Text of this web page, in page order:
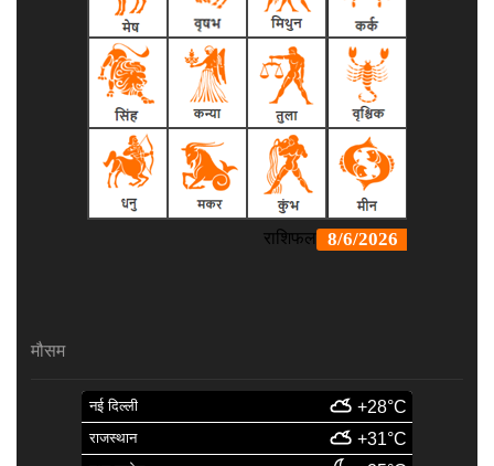
मौसम
नई दिल्ली +28°C
राजस्थान +31°C